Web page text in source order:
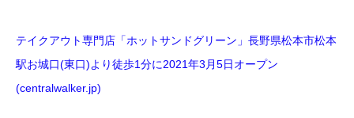
テイクアウト専門店「ホットサンドグリーン」長野県松本市松本
駅お城口(東口)より徒歩1分に2021年3月5日オープン
(centralwalker.jp)